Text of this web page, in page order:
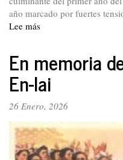
año marcado por fuertes
Lee más
panorama
geopolítico
global
la
reunión
de
Washington
En memoria
En-lai
26 Enero, 2026